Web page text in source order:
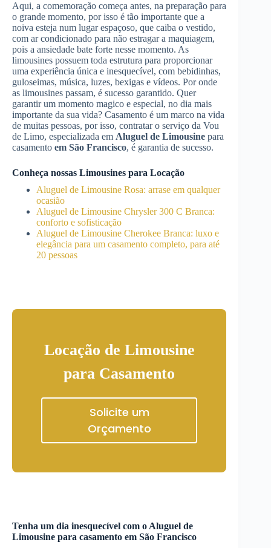
Aqui, a comemoração começa antes, na preparação para
o grande momento, por isso é tão importante que a
noiva esteja num lugar espaçoso, que caiba o vestido,
com ar condicionado para não estragar a maquiagem,
pois a ansiedade bate forte nesse momento. As
limousines possuem toda estrutura para proporcionar
uma experiência única e inesquecível, com bebidinhas,
guloseimas, música, luzes, bexigas e vídeos. Por onde
as limousines passam, é sucesso garantido. Quer
garantir um momento magico e especial, no dia mais
importante da sua vida? Casamento é um marco na vida
de muitas pessoas, por isso, contratar o serviço da Vou
de Limo, especializada em Aluguel de Limousine para
casamento em São Francisco, é garantia de sucesso.
Conheça nossas Limousines para Locação
Aluguel de Limousine Rosa: arrase em qualquer
ocasião
Aluguel de Limousine Chrysler 300 C Branca:
conforto e sofisticação
Aluguel de Limousine Cherokee Branca: luxo e
elegância para um casamento completo, para até
20 pessoas
Locação de Limousine
para Casamento
Solicite um
Orçamento
Tenha um dia inesquecível com o Aluguel de
Limousine para casamento em São Francisco